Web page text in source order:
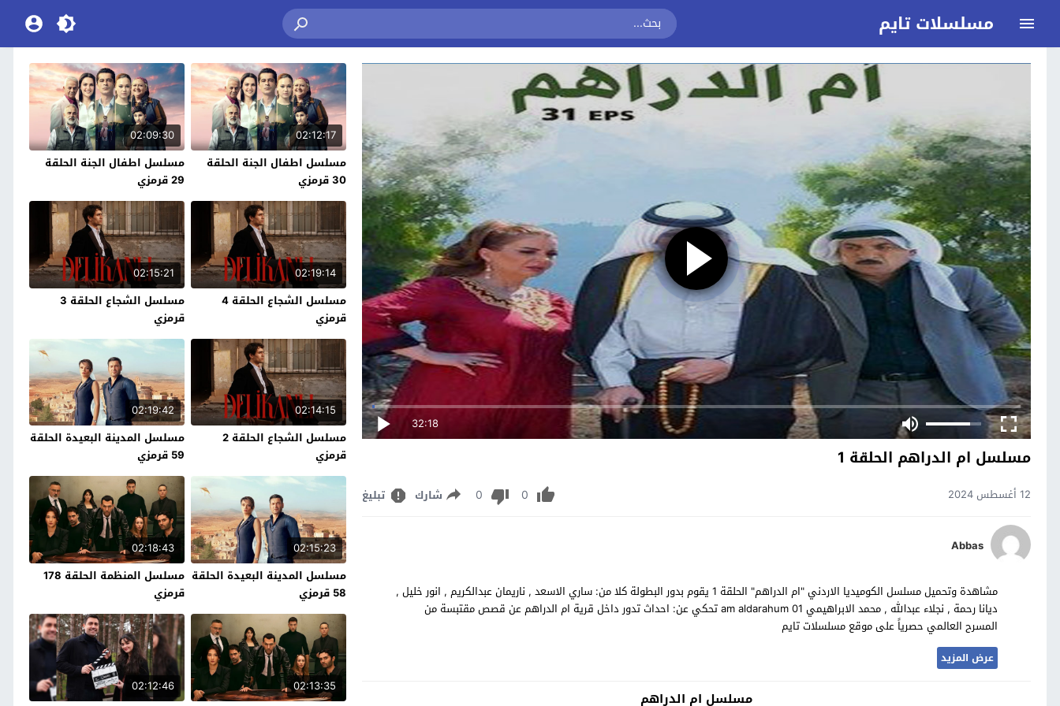
مسلسلات تايم
32:18
مسلسل ام الدراهم الحلقة 1
12 أغسطس 2024 0
0 شارك تبليغ
Abbas
مشاهدة وتحميل مسلسل الكوميديا الاردني "ام الدراهم" الحلقة 1 يقوم بدور البطولة كلا من: ساري الاسعد , ناريمان عبدالكريم , انور خليل ,
ديانا رحمة , نجلاء عبدالله , محمد الابراهيمي am aldarahum 01 تحكي عن: احداث تدور داخل قرية ام الدراهم عن قصص مقتبسة من
المسرح العالمي حصرياً على موقع مسلسلات تايم
عرض المزيد
مسلسل ام الدراهم
02:12:17
مسلسل اطفال الجنة الحلقة
30 قرمزي
02:09:30
مسلسل اطفال الجنة الحلقة
29 قرمزي
02:19:14
مسلسل الشجاع الحلقة 4
قرمزي
02:15:21
مسلسل الشجاع الحلقة 3
قرمزي
02:14:15
مسلسل الشجاع الحلقة 2
قرمزي
02:19:42
مسلسل المدينة البعيدة الحلقة
59 قرمزي
02:15:23
مسلسل المدينة البعيدة الحلقة
58 قرمزي
02:18:43
مسلسل المنظمة الحلقة 178
قرمزي
02:13:35
02:12:46